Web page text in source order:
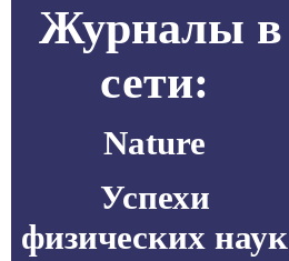
Журналы в
сети:
Nature
Успехи
физических наук